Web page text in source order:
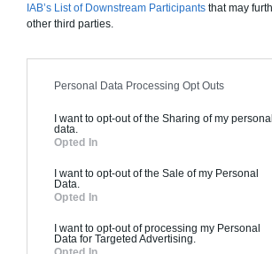
IAB’s List of Downstream Participants that may
other third parties.
Personal Data Processing Opt Outs
I want to opt-out of the Sharing of my personal
data.
Opted In
I want to opt-out of the Sale of my Personal
Data.
Opted In
I want to opt-out of processing my Personal
Data for Targeted Advertising.
LA CONSTRUCTION